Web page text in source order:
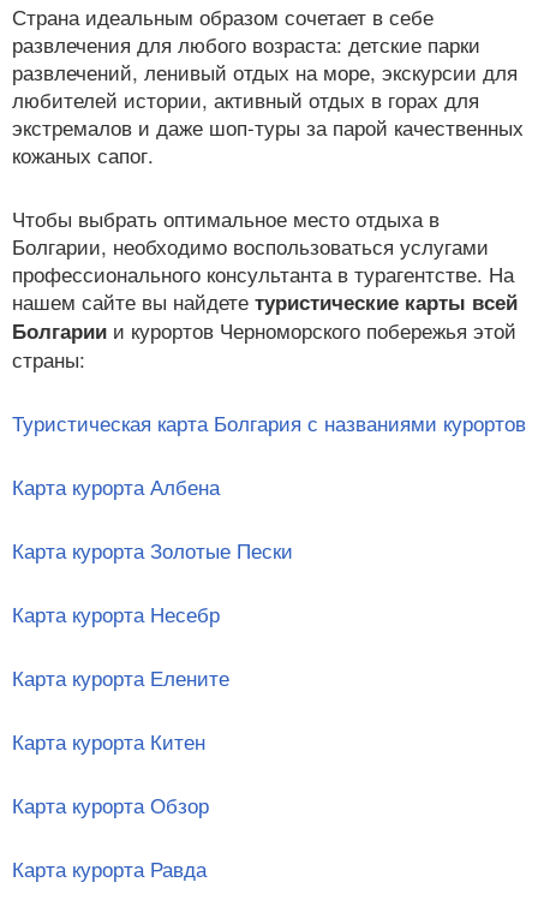
Страна идеальным образом сочетает в себе
развлечения для любого возраста: детские парки
развлечений, ленивый отдых на море, экскурсии для
любителей истории, активный отдых в горах для
экстремалов и даже шоп-туры за парой качественных
кожаных сапог.
Чтобы выбрать оптимальное место отдыха в
Болгарии, необходимо воспользоваться услугами
профессионального консультанта в турагентстве. На
нашем сайте вы найдете туристические карты всей
Болгарии и курортов Черноморского побережья этой
страны:
Туристическая карта Болгария с названиями курортов
Карта курорта Албена
Карта курорта Золотые Пески
Карта курорта Несебр
Карта курорта Елените
Карта курорта Китен
Карта курорта Обзор
Карта курорта Равда